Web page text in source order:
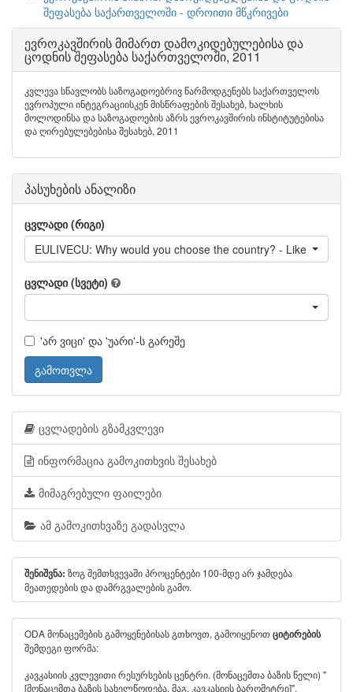
შეფასება საქართველოში - დროითი მწკრივები
ევროკავშირის მიმართ დამოკიდებულებისა და
ცოდნის შეფასება საქართველოში, 2011
კვლევა სწავლობს საზოგადოებრივ წარმოდგენებს საქართველოს
ევროპული ინტეგრაციისკენ მისწრაფების შესახებ, ხალხის
მოლოდინსა და საზოგადოების აზრს ევროკავშირის ინსტიტუტებისა
და ღირებულებებისა შესახებ, 2011
პასუხების ანალიზი
ცვლადი (რიგი)
EULIVECU: Why would you choose the country? - Like the
ცვლადი (სვეტი)
'არ ვიცი' და 'უარი'-ს გარეშე
გამოთვლა
ცვლადების გზამკვლევი
ინფორმაცია გამოკითხვის შესახებ
მიმაგრებული ფაილები
ამ გამოკითხვაზე გადასვლა
შენიშვნა: ზოგ შემთხვევაში პროცენტები 100-მდე არ ჯამდება
მეათედების და დამრგვალების გამო.
ODA მონაცემების გამოყენებისას გთხოვთ, გამოიყენოთ ციტირების
შემდეგი ფორმა:
კავკასიის კვლევითი რესურსების ცენტრი. (მონაცემთა ბაზის წელი) "
[მონაცემთა ბაზის სახელწოდება, მაგ. კავკასიის ბარომეტრი]".